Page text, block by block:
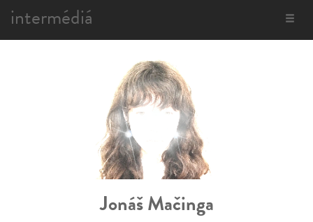
Toggle
intermédiá
Jonáš Mačinga